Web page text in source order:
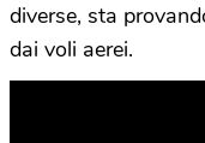
diverse, sta
dai voli aerei.